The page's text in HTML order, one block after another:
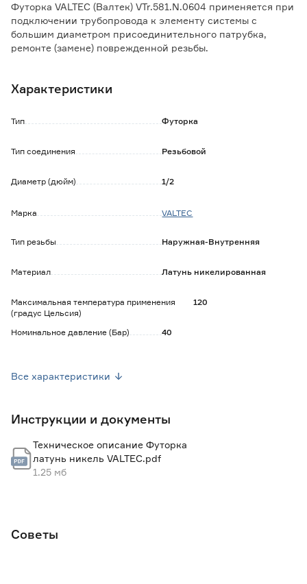
Футорка VALTEC (Валтек) VTr.581.N.0604 применяется при
подключении трубопровода к элементу системы с
большим диаметром присоединительного патрубка,
ремонте (замене) поврежденной резьбы.
Насечки на резьбе способствуют удержанию
Наличие шестигранного (под гаечный ключ) участка
изделие от вымывания цинка и появления коррозии.
Характеристики
Тип Футорка
Тип соединения Резьбовой
Диаметр (дюйм) 1/2
Марка VALTEC
Тип резьбы Наружная-Внутренняя
Материал Латунь никелированная
Максимальная температура применения
(градус Цельсия)
120
Номинальное давление (Бар) 40
Все характеристики
Инструкции и документы
Техническое описание Футорка
латунь никель VALTEC.pdf
1.25 мб
Советы